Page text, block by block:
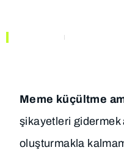
Meme küçültme
şikayetleri gidermek
oluşturmakla